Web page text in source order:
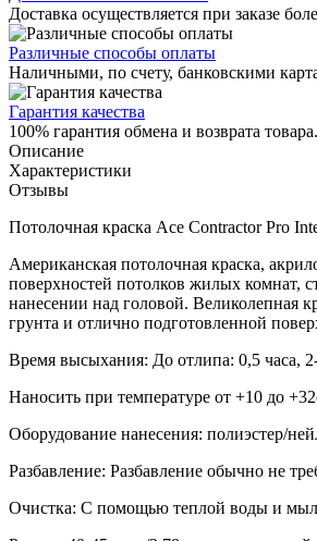
Доставка осуществляется при заказе
Различные способы оплаты
Наличными, по счету, банковскими
Гарантия качества
100% гарантия обмена и возврата товара.
Описание
Характеристики
Отзывы
Потолочная краска Ace Contractor Pro
Американская потолочная краска,
поверхностей потолков жилых комнат,
нанесении над головой. Великолепная
грунта и отлично подготовленной
Время высыхания: До отлипа: 0,5 часа,
Наносить при температуре от +10 до
Оборудование нанесения: полиэстер/
Разбавление: Разбавление обычно не
Очистка: С помощью теплой воды и